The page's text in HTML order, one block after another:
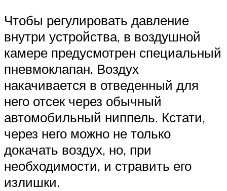
Чтобы регулировать давление
внутри устройства, в воздушной
камере предусмотрен специальный
пневмоклапан. Воздух
накачивается в отведенный для
него отсек через обычный
автомобильный ниппель. Кстати,
через него можно не только
докачать воздух, но, при
необходимости, и стравить его
излишки.